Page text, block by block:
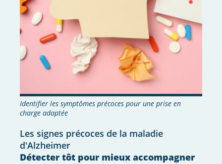
Identifier les symptômes précoces pour une prise en
charge adaptée
Les signes précoces de la maladie
d'Alzheimer
Détecter tôt pour mieux accompagner